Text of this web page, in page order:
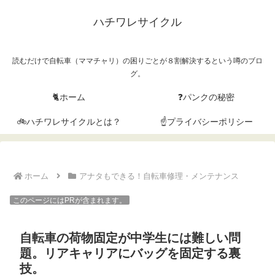
ハチワレサイクル
読むだけで自転車（ママチャリ）の困りごとが８割解決するという噂のブロ
グ。
🐈ホーム ❓パンクの秘密
🚲ハチワレサイクルとは？ ☝プライバシーポリシー
ホーム アナタもできる！自転車修理・メンテナンス
このページにはPRが含まれます。
自転車の荷物固定が中学生には難しい問
題。リアキャリアにバッグを固定する裏
技。